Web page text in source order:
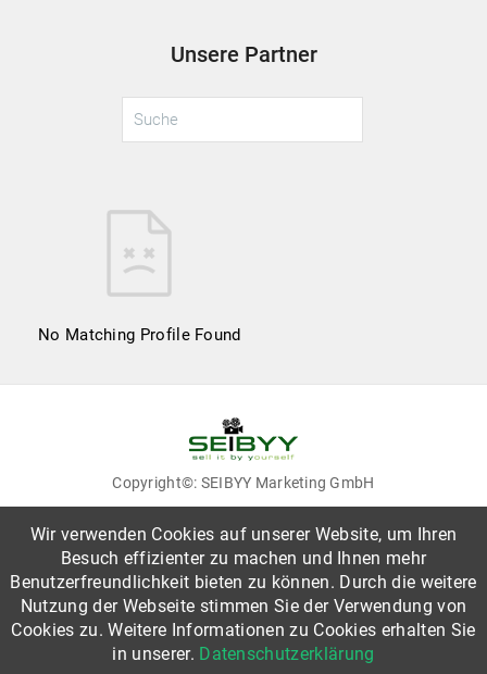
Unsere Partner
No Matching Profile Found
Copyright©: SEIBYY Marketing GmbH
Rechtliches
Wir verwenden Cookies auf unserer Website, um Ihren
Besuch effizienter zu machen und Ihnen mehr
Benutzerfreundlichkeit bieten zu können. Durch die weitere
Nutzung der Webseite stimmen Sie der Verwendung von
Cookies zu. Weitere Informationen zu Cookies erhalten Sie
in unserer. Datenschutzerklärung